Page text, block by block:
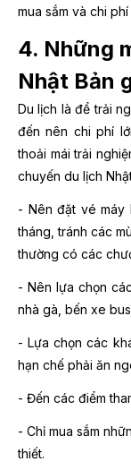
mua sắm và chi
4. Những
Nhật Bản
Du lịch là để trải
đến nên chi phí
thoải mái trải
chuyến du lịch
- Nên đặt vé máy
tháng, tránh các
thường có các
- Nên lựa chọn
nhà gà, bến xe
- Lựa chọn các
hạn chế phải ăn
- Đến các điểm
- Chỉ mua sắm
thiết.